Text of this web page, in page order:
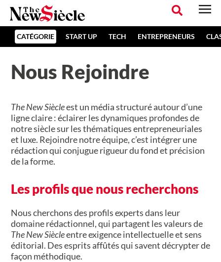
CATÉGORIE START UP TECH ENTREPRENEURS
Nous Rejoindre
The New Siècleest un média structuré autour d’une
ligne claire : éclairer les dynamiques profondes de
notre siècle sur les thématiques entrepreneuriales
et luxe. Rejoindre notre équipe, c’est intégrer une
rédaction qui conjugue rigueur du fond et précision
de la forme.
Les profils que nous recherchons
Nous cherchons des profils experts dans leur
domaine rédactionnel, qui partagent les valeurs de
The New Siècleentre exigence intellectuelle et sens
éditorial. Des esprits affûtés qui savent décrypter de
façon méthodique.